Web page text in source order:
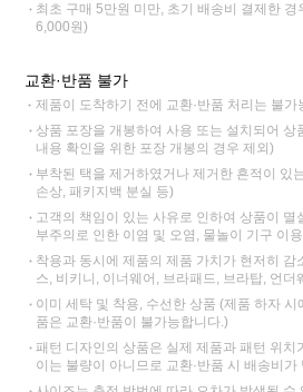
최초 구매 5만원 미만, 초기 배송비 결제한
6,000원)
교환·반품 불가
제품이 도착하기 전에 교환·반품 처리는 불가
상품 포장을 개봉하여 사용 또는 설치되어 상
내용 확인을 위한 포장 개봉의 경우 제외)
부착된 택을 제거하였거나 제거한 흔적이 있
손상, 패키지백 분실 등)
고객의 책임이 있는 사유로 인하여 상품이 멸
부주의로 인한 이염 및 오염, 물놀이 기구 이
착용과 동시에 제품의 제품 가치가 현저히 감
스, 비키니, 이너웨어, 브라패드, 브라탑, 언더
이미 세탁 및 착용, 수선한 상품 (제품 하자
품은 교환·반품이 불가능합니다.)
패턴 디자인의 상품은 실제 제품과 패턴 위치
이는 불량이 아니므로 교환·반품 시 배송비가